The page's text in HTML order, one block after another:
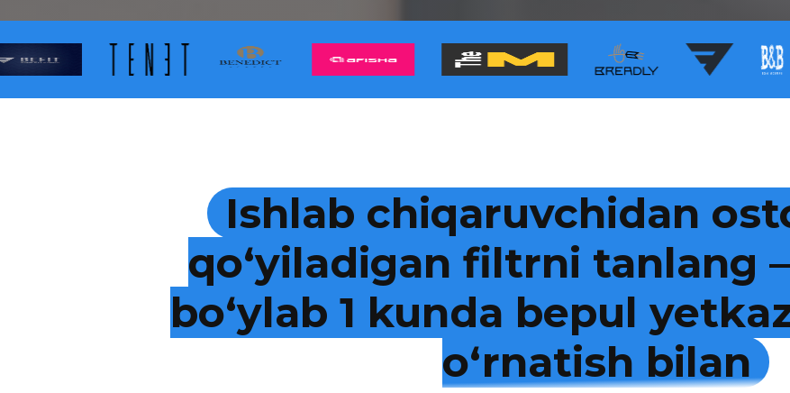
Ishlab chiqaruvchidan
qo‘yiladigan filtrni tanlang
bo‘ylab 1 kunda bepul
o‘rnatish bilan